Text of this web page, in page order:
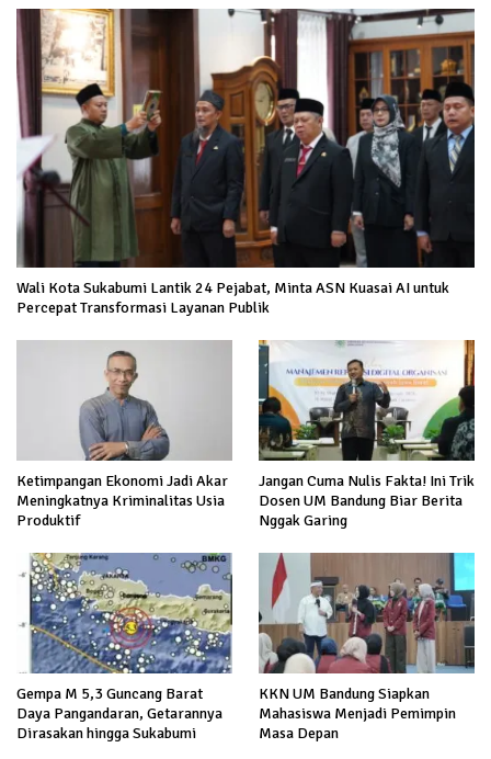
Wali Kota Sukabumi Lantik 24 Pejabat, Minta ASN Kuasai AI untuk
Percepat Transformasi Layanan Publik
Ketimpangan Ekonomi Jadi Akar
Meningkatnya Kriminalitas Usia
Produktif
Jangan Cuma Nulis Fakta! Ini Trik
Dosen UM Bandung Biar Berita
Nggak Garing
Gempa M 5,3 Guncang Barat
Daya Pangandaran, Getarannya
Dirasakan hingga Sukabumi
KKN UM Bandung Siapkan
Mahasiswa Menjadi Pemimpin
Masa Depan